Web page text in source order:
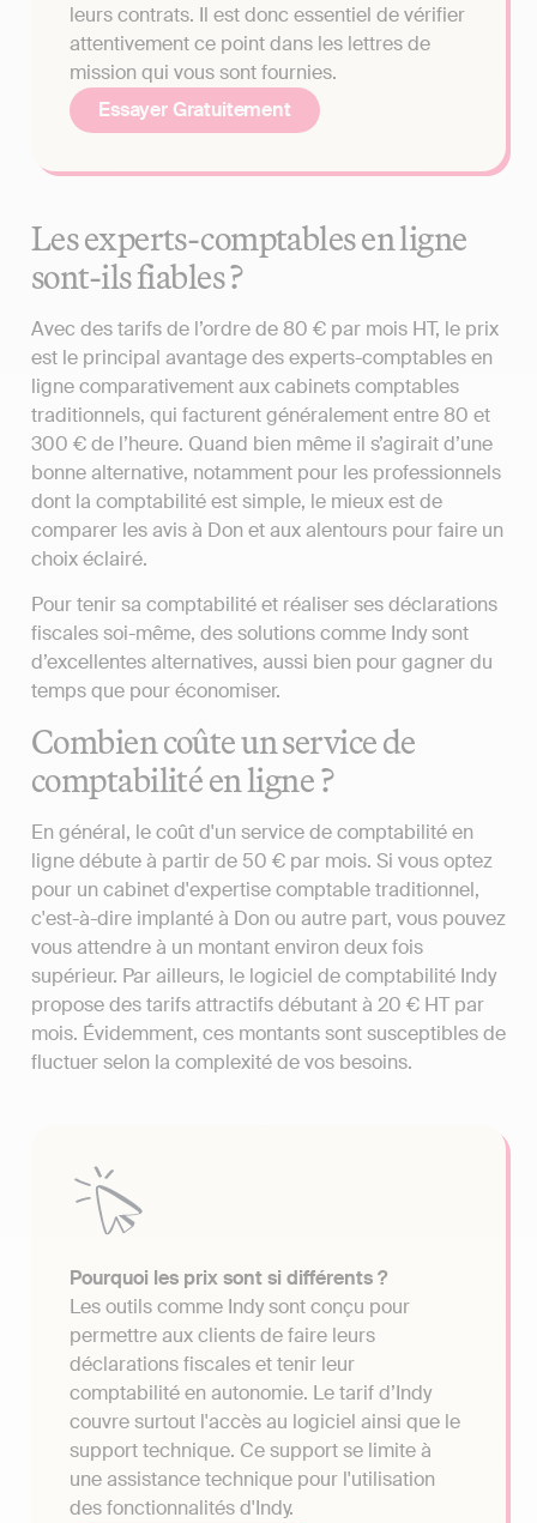
leurs contrats. Il est donc essentiel de vérifier
attentivement ce point dans les lettres de
mission qui vous sont fournies.
Essayer Gratuitement
Les experts-comptables en ligne
sont-ils fiables ?
Avec des tarifs de l’ordre de 80 € par mois HT, le prix
est le principal avantage des experts-comptables en
ligne comparativement aux cabinets comptables
traditionnels, qui facturent généralement entre 80 et
300 € de l’heure. Quand bien même il s’agirait d’une
bonne alternative, notamment pour les professionnels
dont la comptabilité est simple, le mieux est de
comparer les avis à Don et aux alentours pour faire un
choix éclairé.
Pour tenir sa comptabilité et réaliser ses déclarations
fiscales soi-même, des solutions comme Indy sont
d’excellentes alternatives, aussi bien pour gagner du
temps que pour économiser.
Combien coûte un service de
comptabilité en ligne ?
En général, le coût d'un service de comptabilité en
ligne débute à partir de 50 € par mois. Si vous optez
pour un cabinet d'expertise comptable traditionnel,
c'est-à-dire implanté à Don ou autre part, vous pouvez
vous attendre à un montant environ deux fois
supérieur. Par ailleurs, le logiciel de comptabilité Indy
propose des tarifs attractifs débutant à 20 € HT par
mois. Évidemment, ces montants sont susceptibles de
fluctuer selon la complexité de vos besoins.
Pourquoi les prix sont si différents ?
Les outils comme Indy sont conçu pour
permettre aux clients de faire leurs
déclarations fiscales et tenir leur
comptabilité en autonomie. Le tarif d’Indy
couvre surtout l'accès au logiciel ainsi que le
support technique. Ce support se limite à
une assistance technique pour l'utilisation
des fonctionnalités d'Indy.